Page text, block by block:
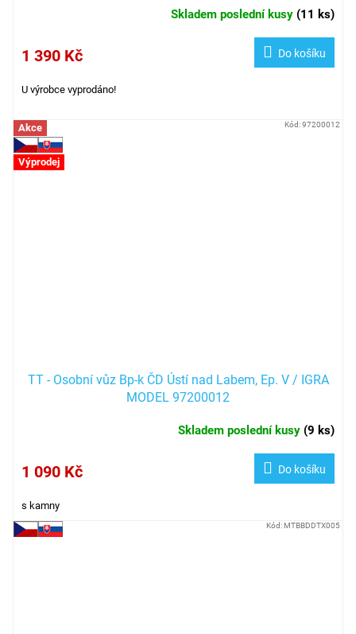
Skladem poslední kusy (11 ks)
1 390 Kč Do košíku
U výrobce vyprodáno!
Akce
Výprodej
TT - Osobní vůz Bp-k ČD Ústí nad Labem, Ep. V / IGRA
MODEL 97200012
Skladem poslední kusy (9 ks)
1 090 Kč Do košíku
s kamny
Kód:97200012
Kód:MTBBDDTX005